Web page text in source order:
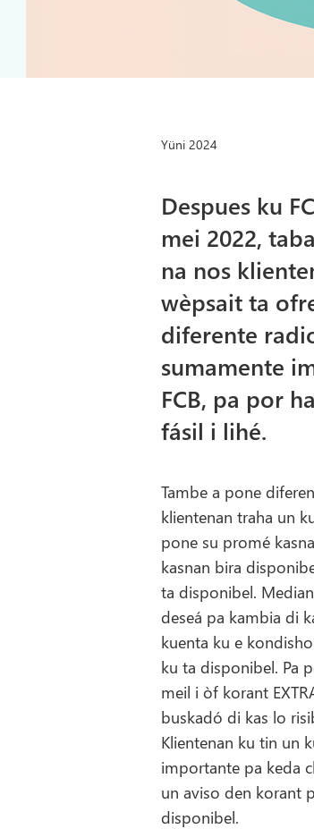
Yüni 2024
Despues ku
mei 2022,
na nos
wèpsait ta
diferente
sumamente
FCB, pa por
fásil i lihé.
Tambe a pone
klientenan traha un
pone su promé
kasnan bira
ta disponibel.
deseá pa kambia di
kuenta ku e
ku ta disponibel. Pa
meil i òf korant
buskadó di kas lo
Klientenan ku tin un
importante pa keda
un aviso den korant
disponibel.